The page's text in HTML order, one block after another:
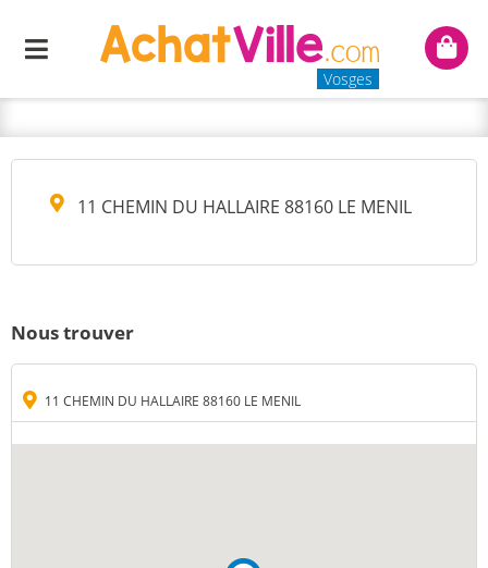
Menu
Vosges
Mon
UN JOUR A LA CAMPAGNE
11 CHEMIN DU HALLAIRE 88160 LE MENIL
Nous trouver
11 CHEMIN DU HALLAIRE 88160 LE MENIL